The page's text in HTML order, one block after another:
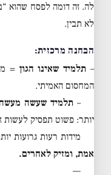
לה. זה דומה לפסח שהוא
לא תבין.
הבחנה מרכזית:
– תלמיד שאינו הגון =
המחסום האמיתי.
–תלמיד שעשה
יותר: פשוט תפסיק לעשות
מידות רעות גרועות
אמת, ומזיק לאחרים.
—